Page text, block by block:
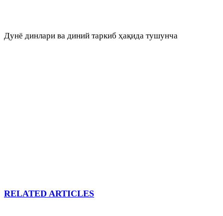
Дунё динлари ва диний таркиб ҳақида тушунча
RELATED ARTICLES